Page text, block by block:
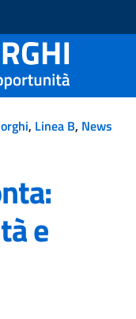
, Linea B, News
e